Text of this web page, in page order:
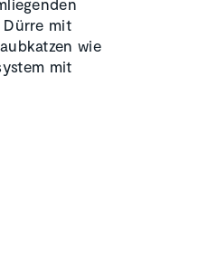
Dürre mit
wie
mit